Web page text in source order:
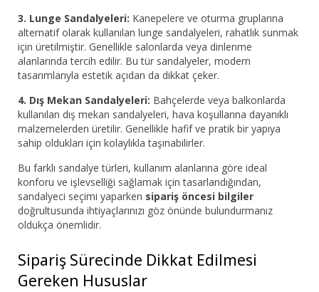
3. Lunge Sandalyeleri: Kanepelere ve oturma gruplarına
alternatif olarak kullanılan lunge sandalyeleri, rahatlık sunmak
için üretilmiştir. Genellikle salonlarda veya dinlenme
alanlarında tercih edilir. Bu tür sandalyeler, modern
tasarımlarıyla estetik açıdan da dikkat çeker.
4. Dış Mekan Sandalyeleri: Bahçelerde veya balkonlarda
kullanılan dış mekan sandalyeleri, hava koşullarına dayanıklı
malzemelerden üretilir. Genellikle hafif ve pratik bir yapıya
sahip oldukları için kolaylıkla taşınabilirler.
Bu farklı sandalye türleri, kullanım alanlarına göre ideal
konforu ve işlevselliği sağlamak için tasarlandığından,
sandalyeci seçimi yaparken sipariş öncesi bilgiler
doğrultusunda ihtiyaçlarınızı göz önünde bulundurmanız
oldukça önemlidir.
Sipariş Sürecinde Dikkat Edilmesi
Gereken Hususlar